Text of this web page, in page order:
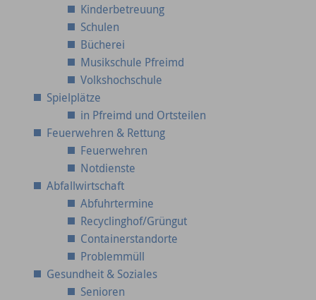
Kinderbetreuung
Schulen
Bücherei
Musikschule Pfreimd
Volkshochschule
Spielplätze
in Pfreimd und Ortsteilen
Feuerwehren & Rettung
Feuerwehren
Notdienste
Abfallwirtschaft
Abfuhrtermine
Recyclinghof/Grüngut
Containerstandorte
Problemmüll
Gesundheit & Soziales
Senioren